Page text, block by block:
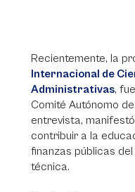
Recientemente, la
Internacional de
Administrativas,
Comité Autónomo de
entrevista,
contribuir a la
finanzas públicas
técnica.